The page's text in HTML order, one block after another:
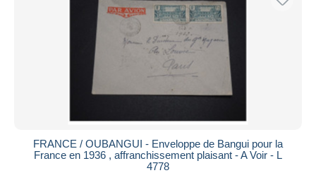
FRANCE / OUBANGUI - Enveloppe de Bangui pour la
France en 1936 , affranchissement plaisant - A Voir - L
4778